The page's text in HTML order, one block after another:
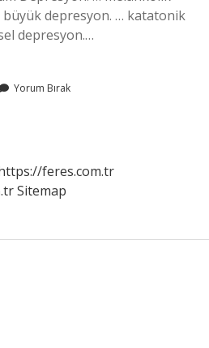
depresyon. … katatonik
depresyon.…
Yorum Bırak
feres.com.tr
Sitemap